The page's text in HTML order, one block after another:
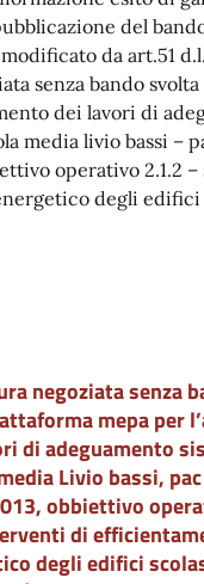
del
da art.51
senza bando
dei lavori di
media livio bassi –
operativo 2.1.2
degli edifici
negoziata senza
mepa per
di adeguamento
Livio bassi,
obbiettivo
di
degli edifici